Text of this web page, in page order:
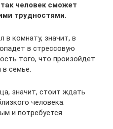
человек сможет
трудностями.
в комнату, значит, в
в стрессовую
того, что произойдет
в семье.
значит, стоит ждать
человека.
и потребуется